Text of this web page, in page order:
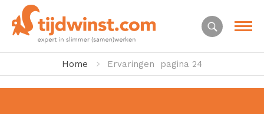
Home Ervaringen pagina 24